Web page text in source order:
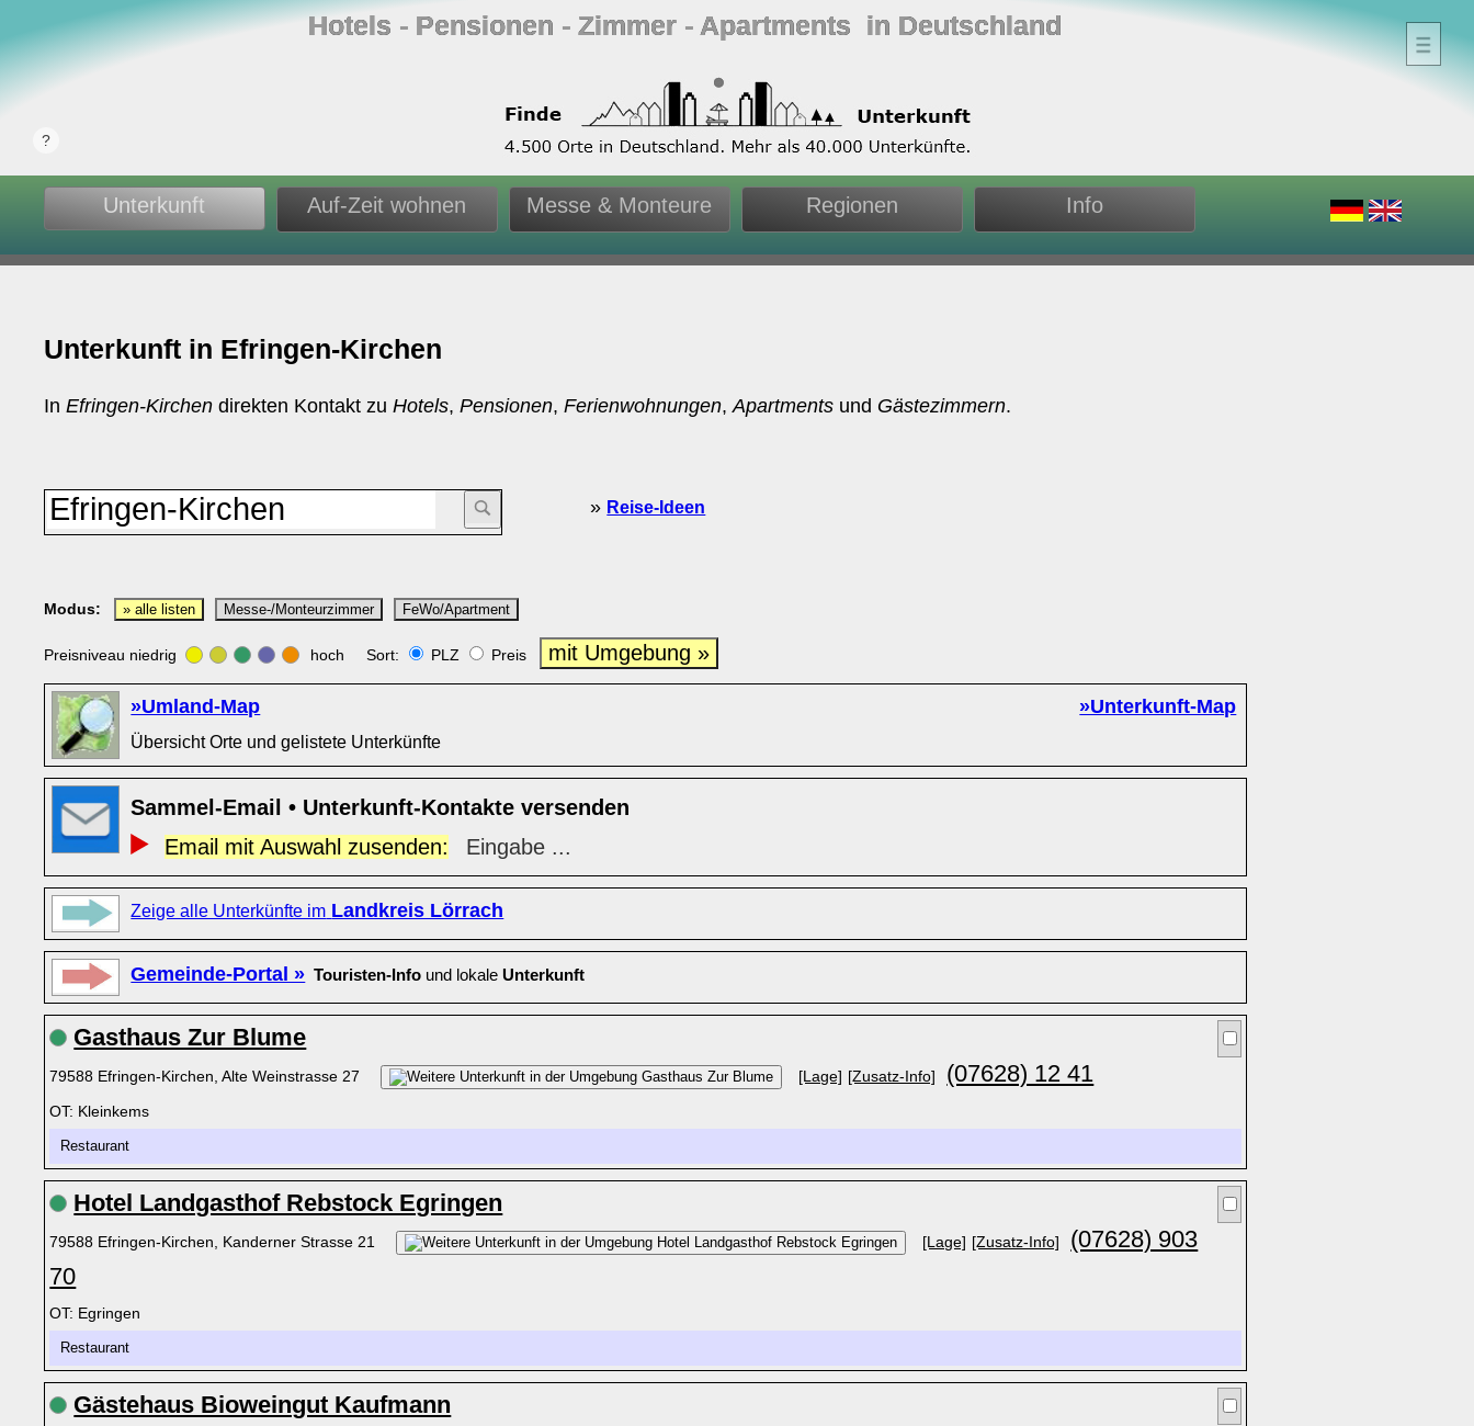
Hotels ‐ Pensionen ‐ Zimmer ‐ Apartments in Deutschland
Unterkunft Auf-Zeit wohnen Messe & Monteure Regionen Info
Unterkunft in Efringen-Kirchen
InEfringen-Kirchen direkten Kontakt zuHotels,Pensionen,Ferienwohnungen,Apartments und Gästezimmern.
» Reise-Ideen
Modus: » alle listen Messe-/Monteurzimmer FeWo/Apartment
Preisniveau niedrig hoch Sort: PLZ Preis mit Umgebung »
»Umland-Map »Unterkunft-Map
Übersicht Orte und gelistete Unterkünfte
Sammel-Email • Unterkunft-Kontakte versenden
Email mit Auswahl zusenden:
Eingabe ...
Zeige alle Unterkünfte im Landkreis Lörrach
Gemeinde-Portal » Touristen-Info und lokale Unterkunft
Gasthaus Zur Blume
79588 Efringen-Kirchen, Alte Weinstrasse 27 [Lage] [Zusatz-Info] (07628) 12 41
OT: Kleinkems
Restaurant
Hotel Landgasthof Rebstock Egringen
79588 Efringen-Kirchen, Kanderner Strasse 21 [Lage] [Zusatz-Info]
(07628) 903
70
OT: Egringen
Restaurant
Gästehaus Bioweingut Kaufmann